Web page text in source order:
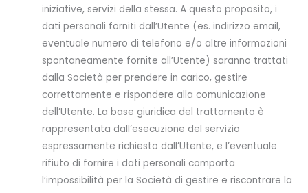
iniziative, servizi della stessa. A questo proposito, i
dati personali forniti dall’Utente (es. indirizzo email,
eventuale numero di telefono e/o altre informazioni
spontaneamente fornite all’Utente) saranno trattati
dalla Società per prendere in carico, gestire
correttamente e rispondere alla comunicazione
dell’Utente. La base giuridica del trattamento è
rappresentata dall’esecuzione del servizio
espressamente richiesto dall’Utente, e l’eventuale
rifiuto di fornire i dati personali comporta
l’impossibilità per la Società di gestire e riscontrare la